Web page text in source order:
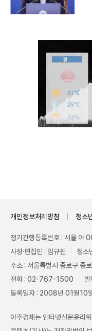
개인정보처리방침 청소
정기간행등록번호 : 서울 아
사장·편집인 : 임규진
청소
주소 : 서울특별시 종로구
전화 : 02-767-1500
등록일자 : 2008년 01월10
아주경제는 인터넷신문윤리